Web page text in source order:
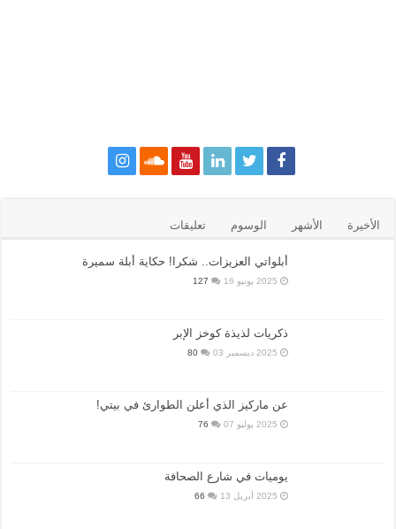
الأخيرة الأشهر الوسوم تعليقات
أبلواتي العزيزات.. شكرا! حكاية أبلة سميرة
2025 يونيو 16 127
ذكريات لذيذة كوخز الإبر
2025 ديسمبر 03 80
عن ماركيز الذي أعلن الطوارئ في بيتي!
2025 يوليو 07 76
يوميات في شارع الصحافة
2025 أبريل 13 66